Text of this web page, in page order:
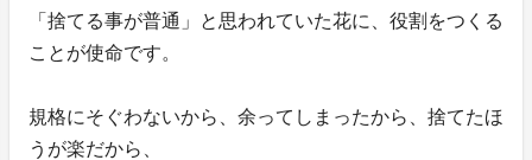
「捨てる事が普通」と思われていた花に、役割をつくる
ことが使命です。
規格にそぐわないから、余ってしまったから、捨てたほ
うが楽だから、